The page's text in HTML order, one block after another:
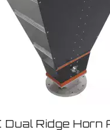
Dual Ridge Horn